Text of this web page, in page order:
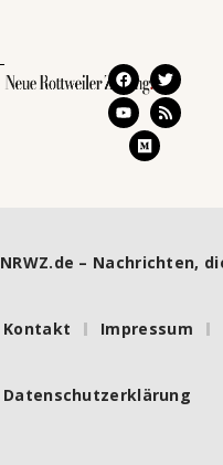
NRWZ.de – Nachrichten,
Kontakt Impressum
Datenschutzerklärung